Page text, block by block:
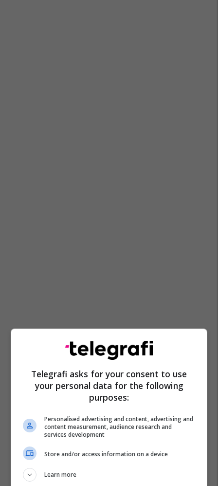
Telegrafi asks for your consent to use
your personal data for the following
purposes:
Personalised advertising and content, advertising and
content measurement, audience research and
services development
Store and/or access information on a device
Learn more